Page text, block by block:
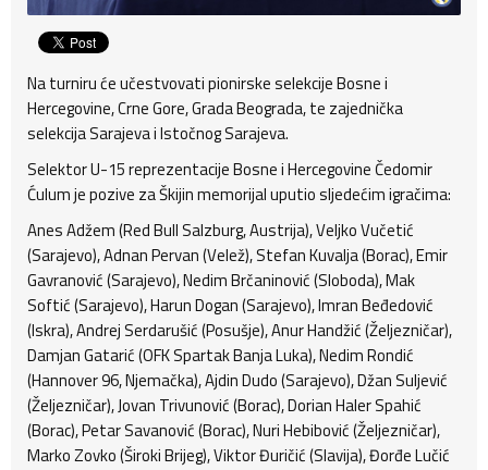
Na turniru će učestvovati pionirske selekcije Bosne i
Hercegovine, Crne Gore, Grada Beograda, te zajednička
selekcija Sarajeva i Istočnog Sarajeva.
Selektor U-15 reprezentacije Bosne i Hercegovine Čedomir
Ćulum je pozive za Škijin memorijal uputio sljedećim igračima:
Anes Adžem (Red Bull Salzburg, Austrija), Veljko Vučetić
(Sarajevo), Adnan Pervan (Velež), Stefan Kuvalja (Borac), Emir
Gavranović (Sarajevo), Nedim Brčaninović (Sloboda), Mak
Softić (Sarajevo), Harun Dogan (Sarajevo), Imran Beđedović
(Iskra), Andrej Serdarušić (Posušje), Anur Handžić (Željezničar),
Damjan Gatarić (OFK Spartak Banja Luka), Nedim Rondić
(Hannover 96, Njemačka), Ajdin Dudo (Sarajevo), Džan Suljević
(Željezničar), Jovan Trivunović (Borac), Dorian Haler Spahić
(Borac), Petar Savanović (Borac), Nuri Hebibović (Željezničar),
Marko Zovko (Široki Brijeg), Viktor Đuričić (Slavija), Đorđe Lučić